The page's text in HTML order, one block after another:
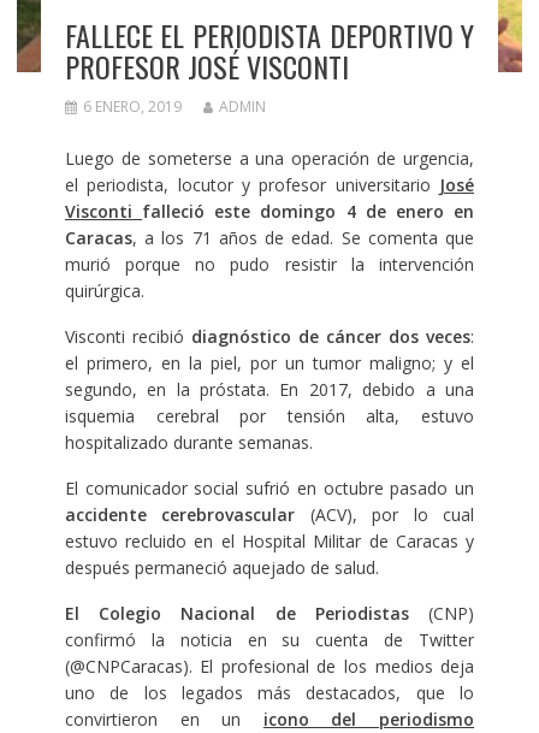
FALLECE EL PERIODISTA DEPORTIVO Y
PROFESOR JOSÉ VISCONTI
6 ENERO, 2019 ADMIN
Luego de someterse a una operación de urgencia,
el periodista, locutor y profesor universitario José
Visconti falleció este domingo 4 de enero en
Caracas, a los 71 años de edad. Se comenta que
murió porque no pudo resistir la intervención
quirúrgica.
Visconti recibió diagnóstico de cáncer dos veces:
el primero, en la piel, por un tumor maligno; y el
segundo, en la próstata. En 2017, debido a una
isquemia cerebral por tensión alta, estuvo
hospitalizado durante semanas.
El comunicador social sufrió en octubre pasado un
accidente cerebrovascular (ACV), por lo cual
estuvo recluido en el Hospital Militar de Caracas y
después permaneció aquejado de salud.
El Colegio Nacional de Periodistas(CNP)
confirmó la noticia en su cuenta de Twitter
(@CNPCaracas). El profesional de los medios deja
uno de los legados más destacados, que lo
convirtieron en un icono del periodismo